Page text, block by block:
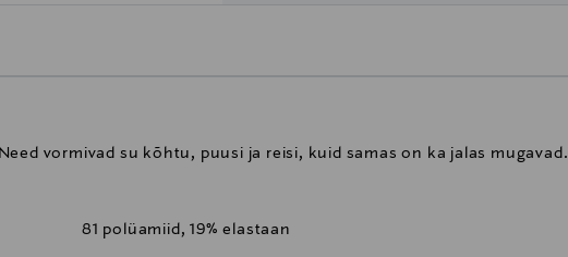
vormivad su kõhtu, puusi ja reisi, kuid samas on ka jalas mugavad.
81 polüamiid, 19% elastaan